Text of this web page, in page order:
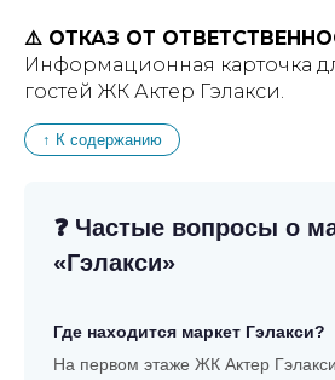
⚠️ ОТКАЗ ОТ
Информационная карточка
гостей ЖК Актер Гэлакси.
↑ К содержанию
❓ Частые вопросы о
«Гэлакси»
Где находится маркет Гэлакси?
На первом этаже ЖК Актер